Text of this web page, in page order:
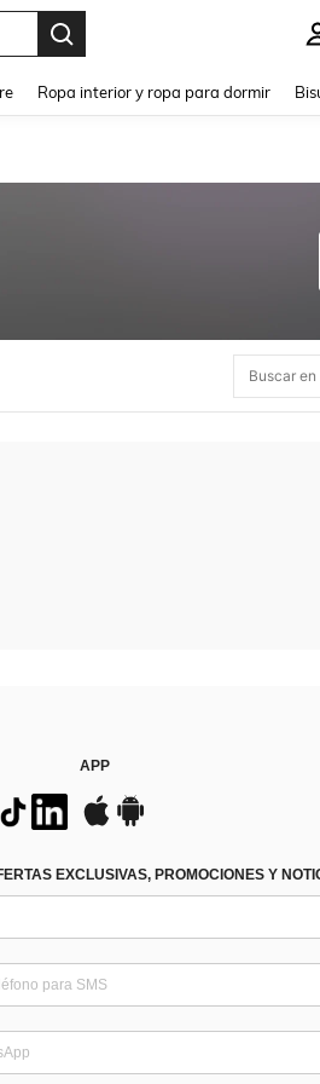
Ropa interior y ropa para dormir
APP
EXCLUSIVAS, PROMOCIONES Y